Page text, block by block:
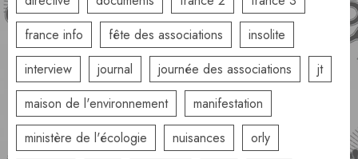
france info
fête des associations
insolite
interview
journal journée des associations
jt
maison de l'environnement
manifestation
ministère de l'écologie
nuisances
orly